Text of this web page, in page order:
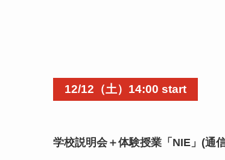
12/12 （土）14:00 start
学校説明会＋体験授業「NIE」(通